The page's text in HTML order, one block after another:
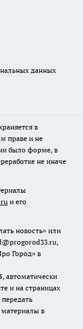
данных
в
праве и не
было форме, в
не иначе
и его
новость» или
Город» в
, автоматически
и на страницах
материалы в